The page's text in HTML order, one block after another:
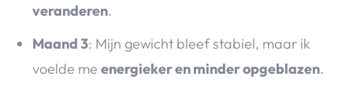
veranderen.
Maand 3: Mijn gewicht bleef stabiel, maar ik
voelde me energieker en minder opgeblazen.